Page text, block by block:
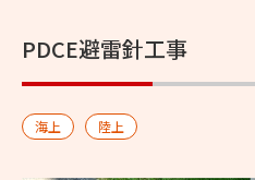
販
売・
施
工・
PDCE避雷針工事
海上 陸上